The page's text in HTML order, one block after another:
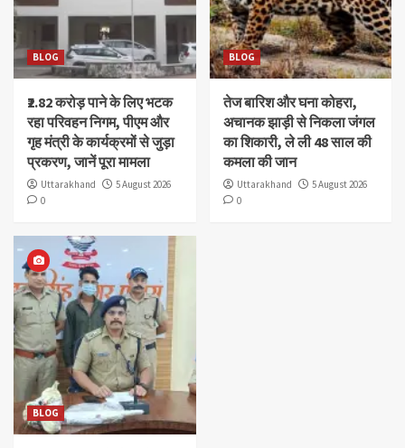
BLOG
₹2.82 करोड़ पाने के लिए भटक
रहा परिवहन निगम, पीएम और
गृह मंत्री के कार्यक्रमों से जुड़ा
प्रकरण, जानें पूरा मामला
Uttarakhand
5 August 2026
0
BLOG
तेज बारिश और घना कोहरा,
अचानक झाड़ी से निकला जंगल
का शिकारी, ले ली 48 साल की
कमला की जान
Uttarakhand
5 August 2026
0
BLOG